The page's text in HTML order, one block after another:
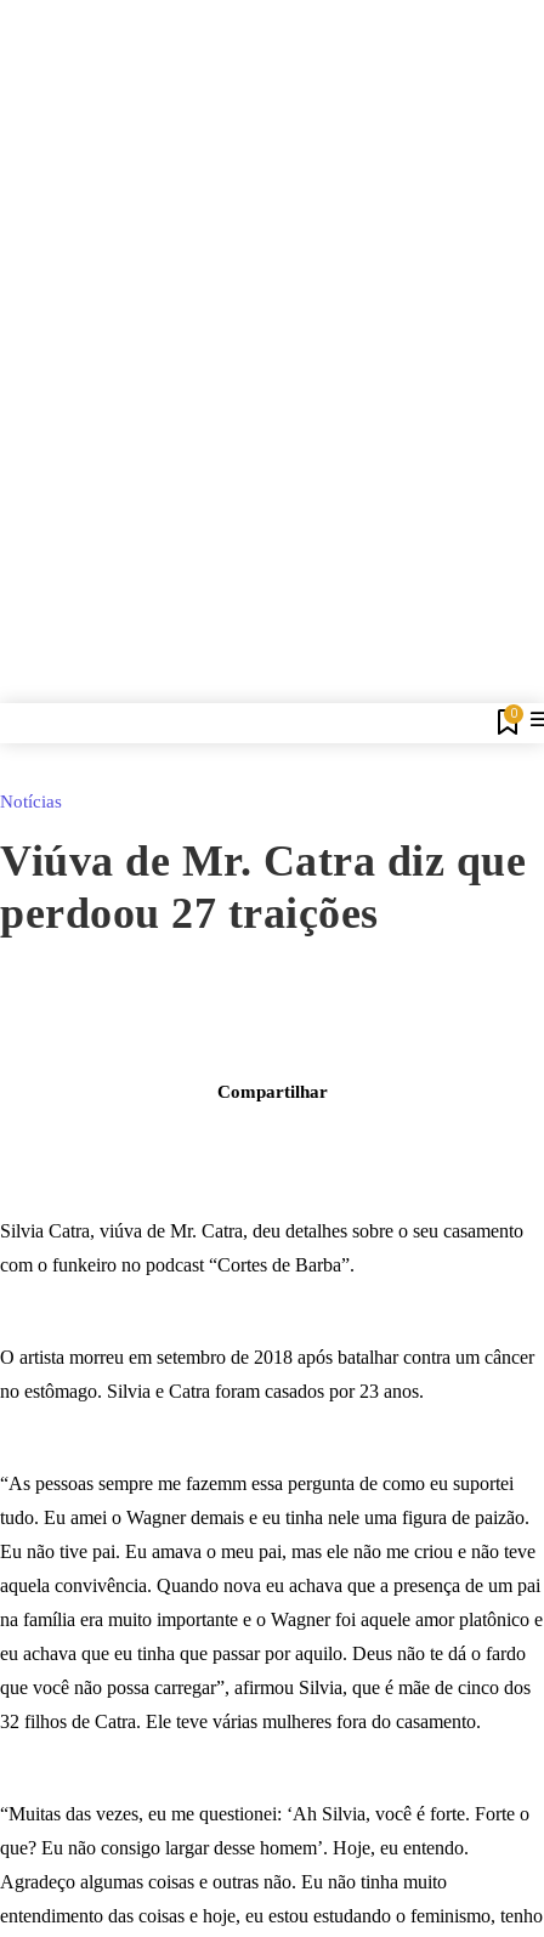
0
Notícias
Viúva de Mr. Catra diz que
perdoou 27 traições
Compartilhar
Silvia Catra, viúva de Mr. Catra, deu detalhes sobre o seu casamento
com o funkeiro no podcast “Cortes de Barba”.
O artista morreu em setembro de 2018 após batalhar contra um câncer
no estômago. Silvia e Catra foram casados por 23 anos.
“As pessoas sempre me fazemm essa pergunta de como eu suportei
tudo. Eu amei o Wagner demais e eu tinha nele uma figura de paizão.
Eu não tive pai. Eu amava o meu pai, mas ele não me criou e não teve
aquela convivência. Quando nova eu achava que a presença de um pai
na família era muito importante e o Wagner foi aquele amor platônico e
eu achava que eu tinha que passar por aquilo. Deus não te dá o fardo
que você não possa carregar”, afirmou Silvia, que é mãe de cinco dos
32 filhos de Catra. Ele teve várias mulheres fora do casamento.
“Muitas das vezes, eu me questionei: ‘Ah Silvia, você é forte. Forte o
que? Eu não consigo largar desse homem’. Hoje, eu entendo.
Agradeço algumas coisas e outras não. Eu não tinha muito
entendimento das coisas e hoje, eu estou estudando o feminismo, tenho